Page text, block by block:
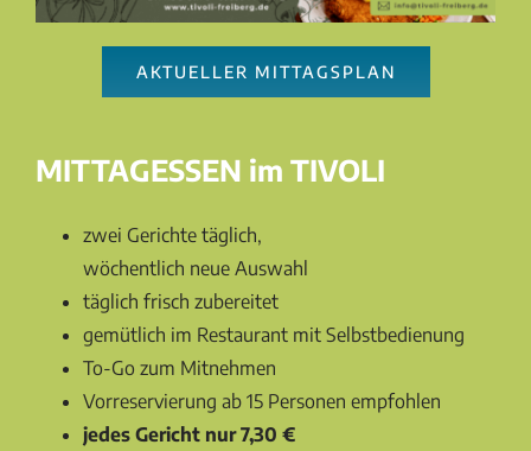
AKTUELLER MITTAGSPLAN
MITTAGESSEN im TIVOLI
zwei Gerichte täglich,
wöchentlich neue Auswahl
täglich frisch zubereitet
gemütlich im Restaurant mit Selbstbedienung
To-Go zum Mitnehmen
Vorreservierung ab 15 Personen empfohlen
jedes Gericht nur 7,30 €